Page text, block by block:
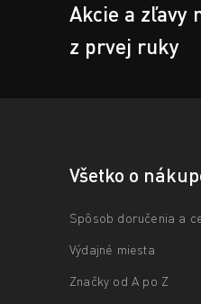
Akcie a zľavy
z prvej ruky
Všetko o
Spôsob doručenia a
Výdajné miesta
Značky od A po Z